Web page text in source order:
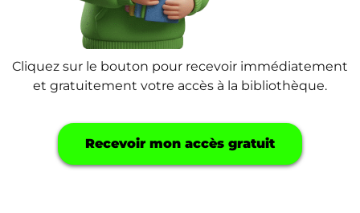
Cliquez sur le bouton pour recevoir immédiatement
et gratuitement votre accès à la bibliothèque.
Recevoir mon accès gratuit